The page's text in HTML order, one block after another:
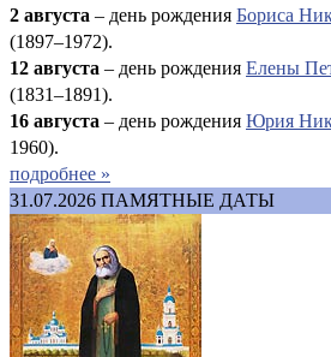
2 августа – день рождения Бориса
(1897–1972).
12 августа – день рождения Елены
(1831–1891).
16 августа – день рождения Юрия
1960).
подробнее »
31.07.2026 ПАМЯТНЫЕ ДАТЫ